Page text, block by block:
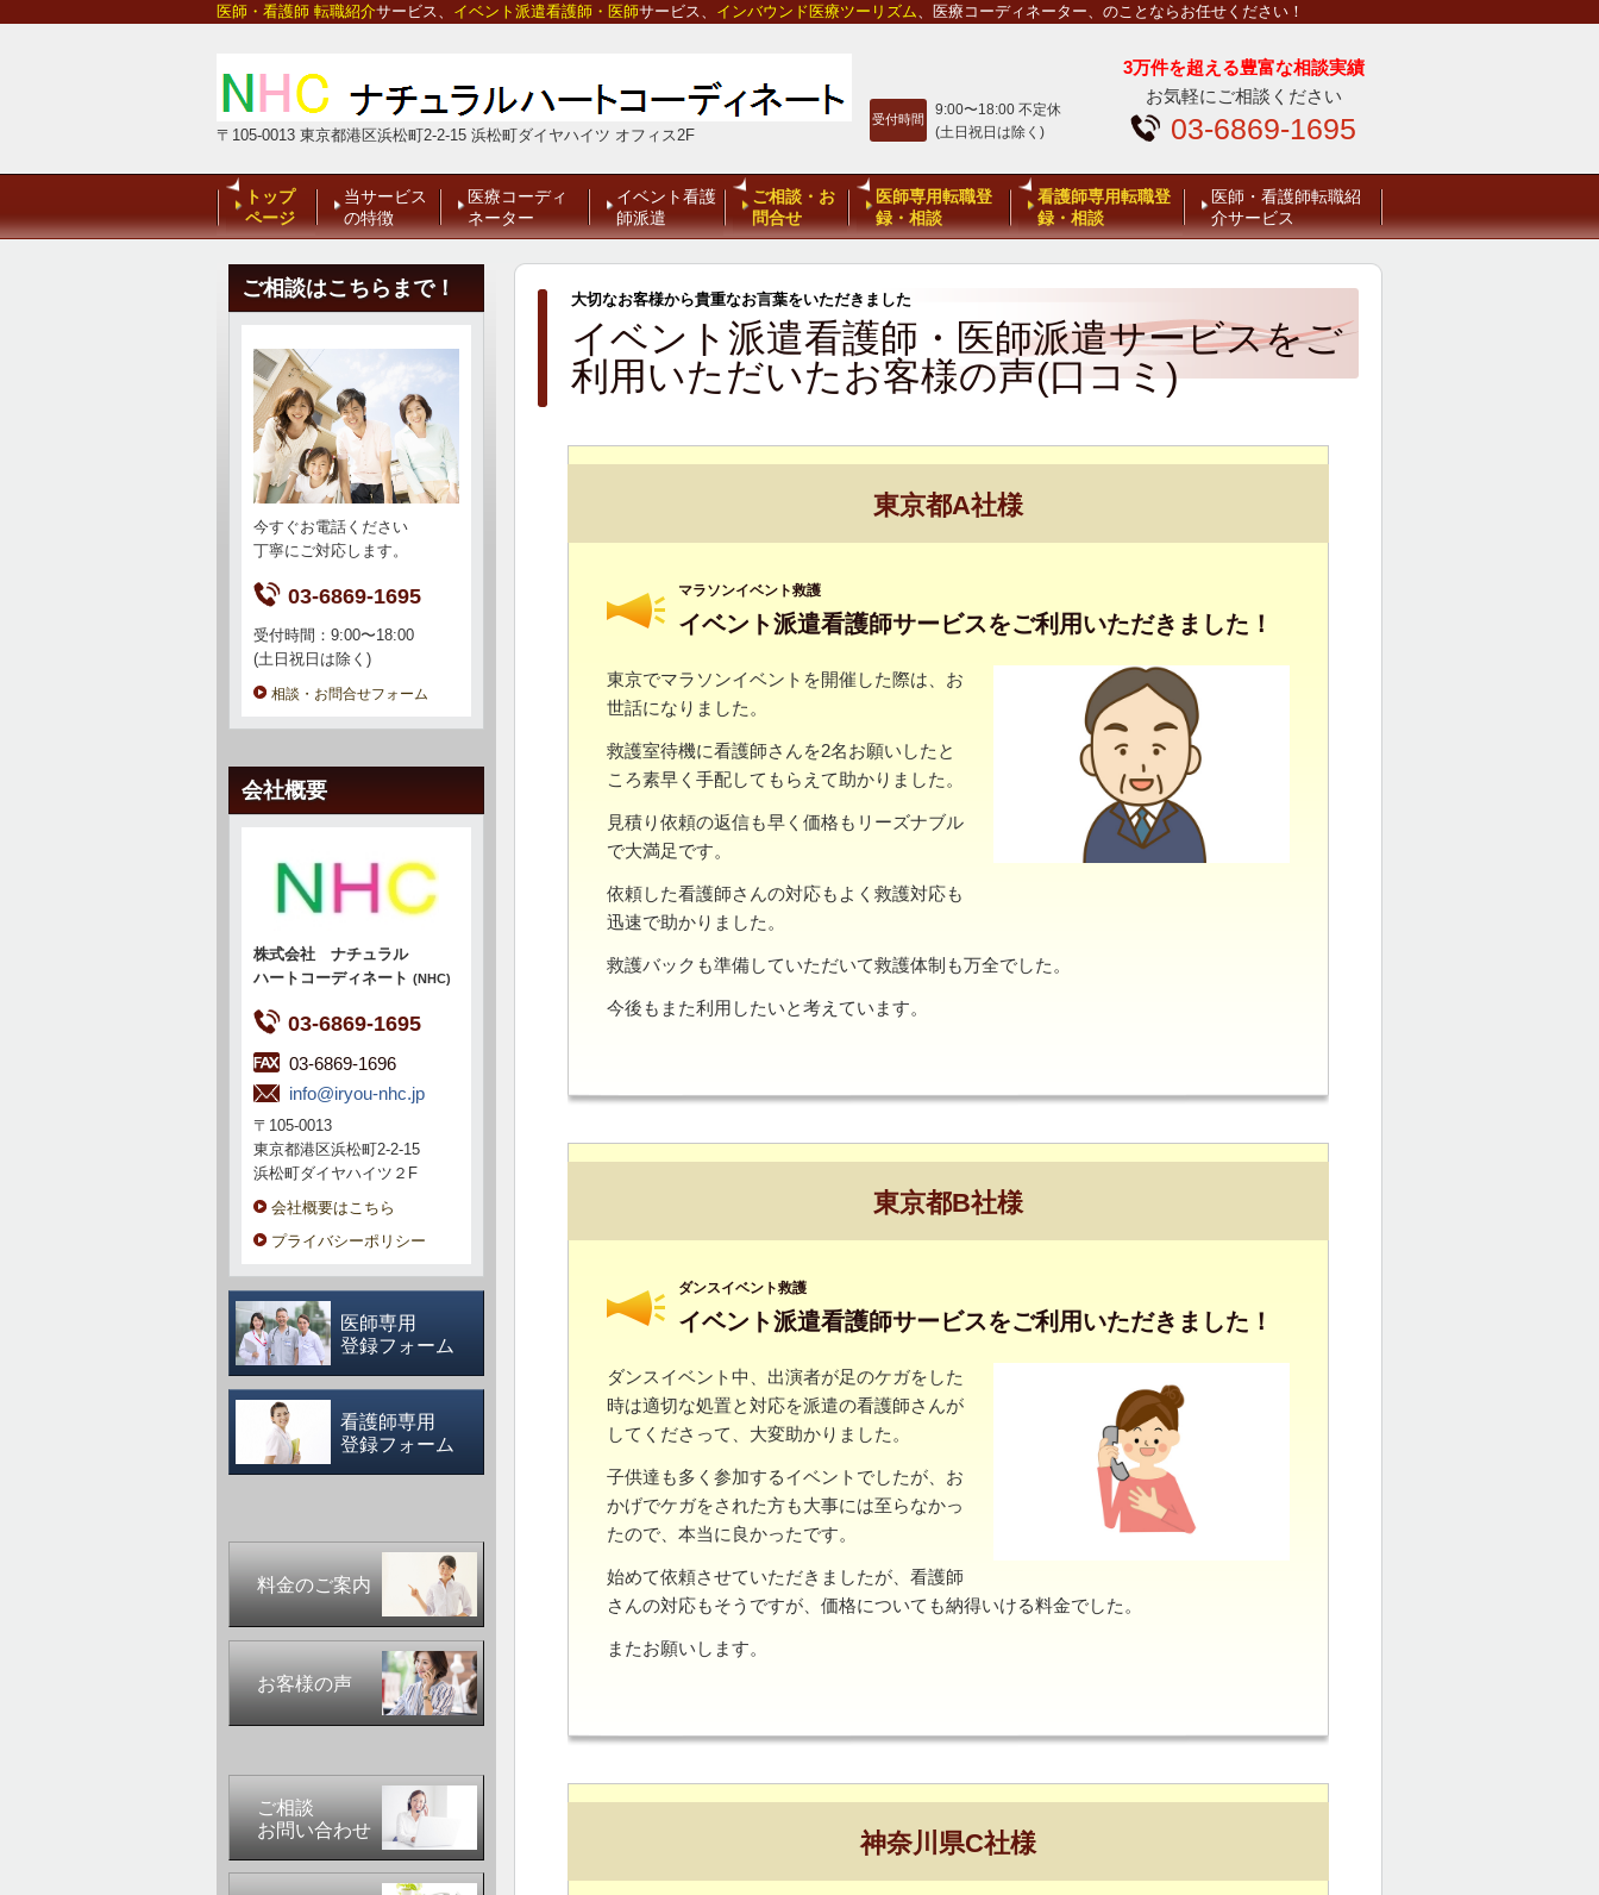
医師・看護師 転職紹介サービス、 イベント派遣看護師・医師サービス、 インバウンド医療ツーリズム、医療コーディネーター、のことならお任せください！
〒105-0013 東京都港区浜松町2-2-15 浜松町ダイヤハイツ オフィス2F
受付時間
9:00〜18:00 不定休
(土日祝日は除く)
3万件を超える豊富な相談実績
お気軽にご相談ください
03-6869-1695
トップ
ページ
当サービス
の特徴
医療コーディ
ネーター
イベント看護
師派遣
ご相談・お
問合せ
医師専用転職登
録・相談
看護師専用転職登
録・相談
医師・看護師転職紹
介サービス
大切なお客様から貴重なお言葉をいただきました
イベント派遣看護師・医師派遣サービスをご
利用いただいたお客様の声(口コミ)
東京都A社様
マラソンイベント救護
イベント派遣看護師サービスをご利用いただきました！
東京でマラソンイベントを開催した際は、お
世話になりました。
救護室待機に看護師さんを2名お願いしたと
ころ素早く手配してもらえて助かりました。
見積り依頼の返信も早く価格もリーズナブル
で大満足です。
依頼した看護師さんの対応もよく救護対応も
迅速で助かりました。
救護バックも準備していただいて救護体制も万全でした。
今後もまた利用したいと考えています。
東京都B社様
ダンスイベント救護
イベント派遣看護師サービスをご利用いただきました！
ダンスイベント中、出演者が足のケガをした
時は適切な処置と対応を派遣の看護師さんが
してくださって、大変助かりました。
子供達も多く参加するイベントでしたが、お
かげでケガをされた方も大事には至らなかっ
たので、本当に良かったです。
始めて依頼させていただきましたが、看護師
さんの対応もそうですが、価格についても納得いける料金でした。
またお願いします。
神奈川県C社様
ご相談はこちらまで！
今すぐお電話ください
丁寧にご対応します。
03-6869-1695
受付時間：9:00〜18:00
(土日祝日は除く)
相談・お問合せフォーム
会社概要
株式会社 ナチュラル
ハートコーディネート (NHC)
03-6869-1695
03-6869-1696
info@iryou-nhc.jp
〒105-0013
東京都港区浜松町2-2-15
浜松町ダイヤハイツ２F
会社概要はこちら
プライバシーポリシー
医師専用
登録フォーム
看護師専用
登録フォーム
料金のご案内
お客様の声
ご相談
お問い合わせ